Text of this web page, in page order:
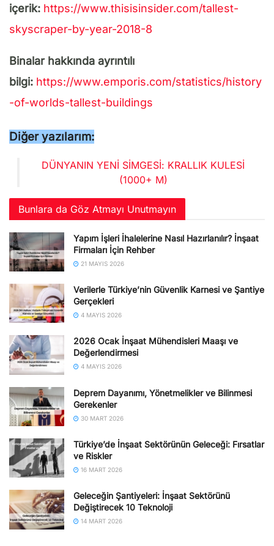
içerik: https://www.thisisinsider.com/tallest-
skyscraper-by-year-2018-8
Binalar hakkında ayrıntılı
bilgi: https://www.emporis.com/statistics/history
-of-worlds-tallest-buildings
Diğer yazılarım:
DÜNYANIN YENI SIMGESI: KRALLIK KULESI
(1000+ M)
Bunlara da Göz Atmayı Unutmayın
Yapım İşleri İhalelerine Nasıl Hazırlanılır? İnşaat
Firmaları İçin Rehber
21 MAYIS 2026
Verilerle Türkiye’nin Güvenlik Karnesi ve Şantiye
Gerçekleri
4 MAYIS 2026
2026 Ocak İnşaat Mühendisleri Maaşı ve
Değerlendirmesi
4 MAYIS 2026
Deprem Dayanımı, Yönetmelikler ve Bilinmesi
Gerekenler
30 MART 2026
Türkiye’de İnşaat Sektörünün Geleceği: Fırsatlar
ve Riskler
16 MART 2026
Geleceğin Şantiyeleri: İnşaat Sektörünü
Değiştirecek 10 Teknoloji
14 MART 2026